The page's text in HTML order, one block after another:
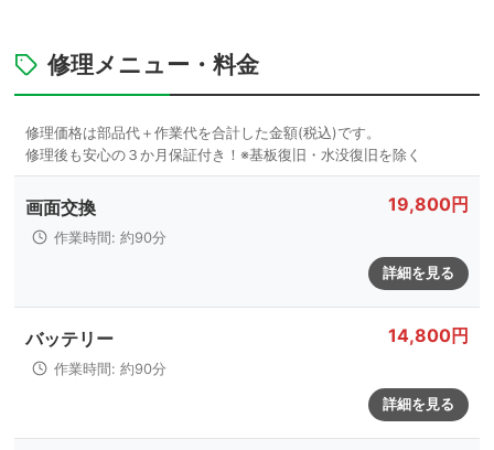
本体カラー
メテオライトグレー, ムーンライトホワイ
ト, セレスティアルブルー
修理メニュー・料金
画面交換 19,800円
作業時間: 約90分
詳細を見る
バッテリー 14,800円
作業時間: 約90分
詳細を見る